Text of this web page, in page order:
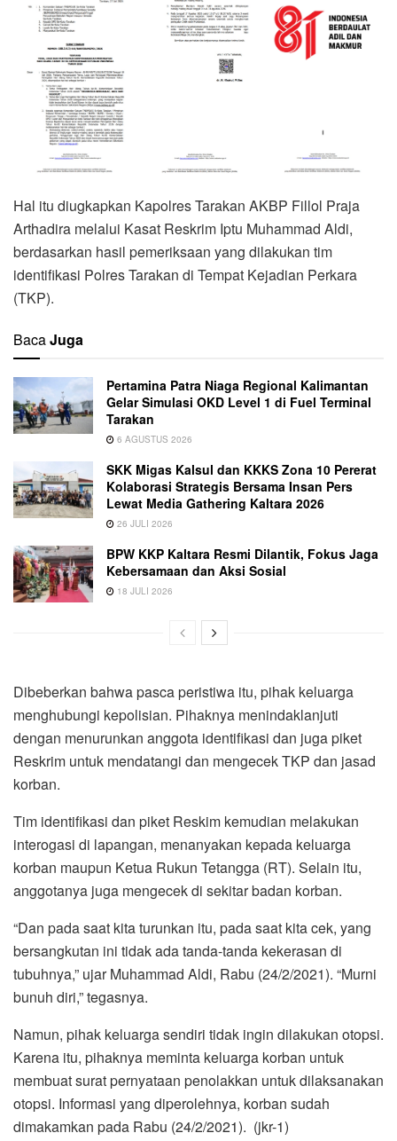
Hal itu diugkapkan Kapolres Tarakan AKBP Fillol Praja
Arthadira melalui Kasat Reskrim Iptu Muhammad Aldi,
berdasarkan hasil pemeriksaan yang dilakukan tim
identifikasi Polres Tarakan di Tempat Kejadian Perkara
(TKP).
BacaJuga
Pertamina Patra Niaga Regional Kalimantan
Gelar Simulasi OKD Level 1 di Fuel Terminal
Tarakan
6 AGUSTUS 2026
SKK Migas Kalsul dan KKKS Zona 10 Pererat
Kolaborasi Strategis Bersama Insan Pers
Lewat Media Gathering Kaltara 2026
26 JULI 2026
BPW KKP Kaltara Resmi Dilantik, Fokus Jaga
Kebersamaan dan Aksi Sosial
18 JULI 2026
Dibeberkan bahwa pasca peristiwa itu, pihak keluarga
menghubungi kepolisian. Pihaknya menindaklanjuti
dengan menurunkan anggota identifikasi dan juga piket
Reskrim untuk mendatangi dan mengecek TKP dan jasad
korban.
Tim identifikasi dan piket Reskim kemudian melakukan
interogasi di lapangan, menanyakan kepada keluarga
korban maupun Ketua Rukun Tetangga (RT). Selain itu,
anggotanya juga mengecek di sekitar badan korban.
“Dan pada saat kita turunkan itu, pada saat kita cek, yang
bersangkutan ini tidak ada tanda-tanda kekerasan di
tubuhnya,” ujar Muhammad Aldi, Rabu (24/2/2021). “Murni
bunuh diri,” tegasnya.
Namun, pihak keluarga sendiri tidak ingin dilakukan otopsi.
Karena itu, pihaknya meminta keluarga korban untuk
membuat surat pernyataan penolakkan untuk dilaksanakan
otopsi. Informasi yang diperolehnya, korban sudah
dimakamkan pada Rabu (24/2/2021). (jkr-1)